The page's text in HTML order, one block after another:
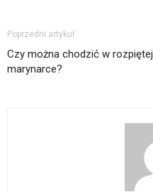
Poprzedni artykuł
Czy można chodzić w rozpiętej
marynarce?